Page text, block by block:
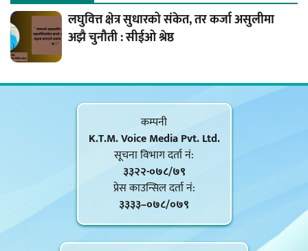
लघुवित्त क्षेत्र सुधारको संकेत, तर कर्जा असुलीमा
अझै चुनौती : सीईओ श्रेष्ठ
कम्पनी
K.T.M. Voice Media Pvt. Ltd.
सूचना विभाग दर्ता नं‍:
३३२२-०७८/७९
प्रेस काउन्सिल दर्ता नं‍:
३३३३–०७८/०७९